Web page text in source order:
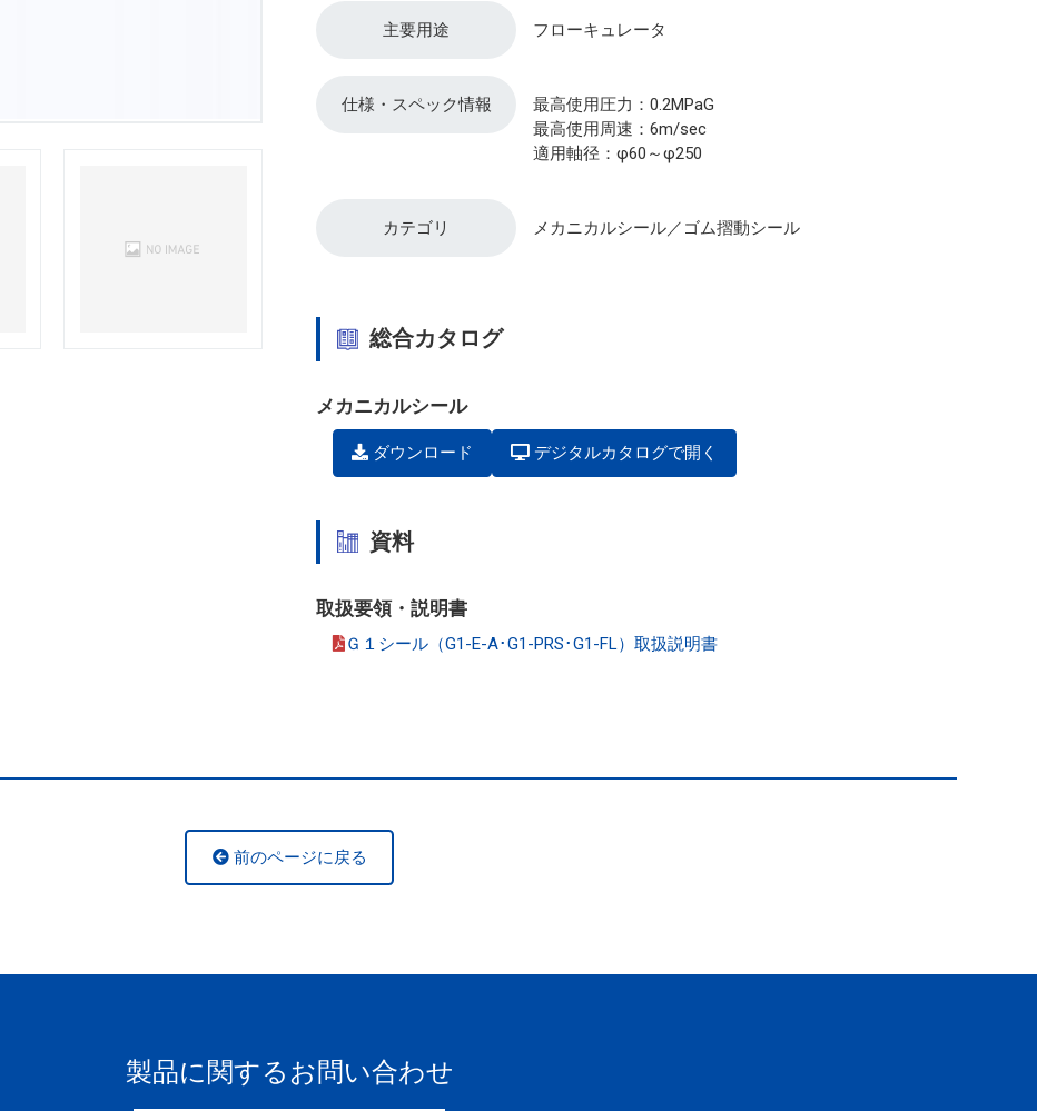
主要用途 フローキュレータ
仕様・スペック情報
最高使用圧力：0.2MPaG
最高使用周速：6m/sec
適用軸径：φ60～φ250
カテゴリ メカニカルシール／ゴム摺動シール
総合カタログ
メカニカルシール
ダウンロード デジタルカタログで開く
資料
取扱要領・説明書
Ｇ１シール（G1-E-A･G1-PRS･G1-FL）取扱説明書
前のページに戻る
製品に関するお問い合わせ